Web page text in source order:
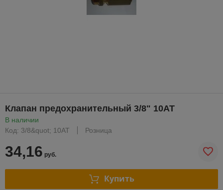
Клапан предохранительный 3/8" 10AT
В наличии
Код: 3/8&quot; 10AT
Розница
34,16 руб.
Купить